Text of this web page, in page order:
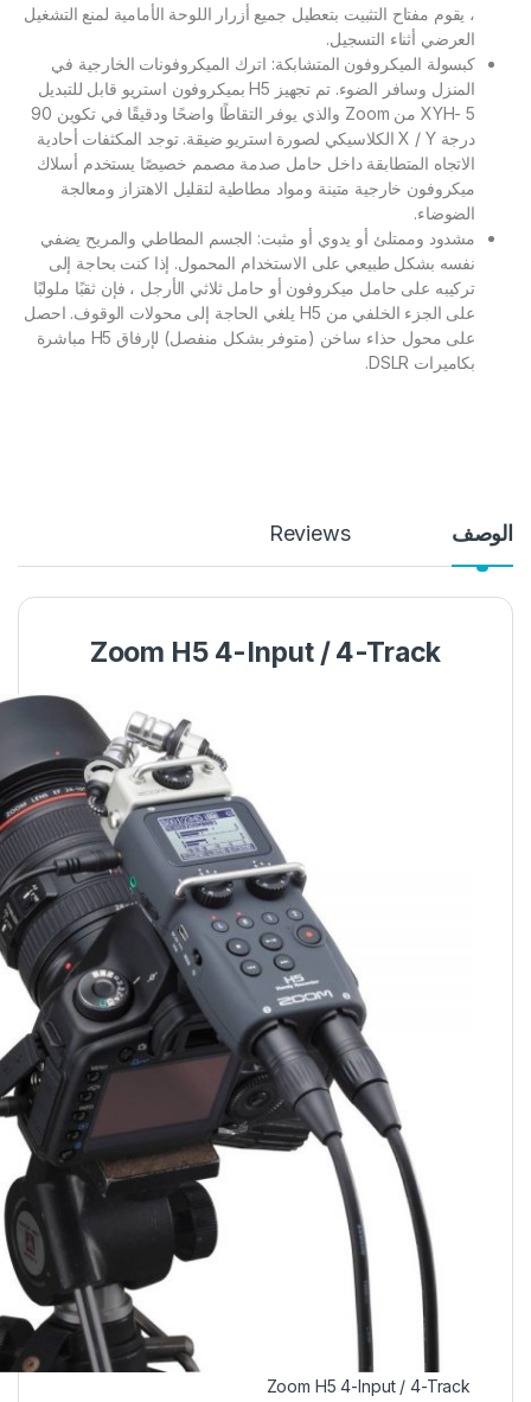
، يقوم مفتاح التثبيت بتعطيل جميع أزرار اللوحة الأمامية لمنع التشغيل
العرضي أثناء التسجيل.
كبسولة الميكروفون المتشابكة: اترك الميكروفونات الخارجية في
المنزل وسافر الضوء. تم تجهيز H5 بميكروفون استريو قابل للتبديل
XYH- 5 من Zoom والذي يوفر التقاطًا واضحًا ودقيقًا في تكوين 90
درجة X / Y الكلاسيكي لصورة استريو ضيقة. توجد المكثفات أحادية
الاتجاه المتطابقة داخل حامل صدمة مصمم خصيصًا يستخدم أسلاك
ميكروفون خارجية متينة ومواد مطاطية لتقليل الاهتزاز ومعالجة
الضوضاء.
مشدود وممتلئ أو يدوي أو مثبت: الجسم المطاطي والمريح يضفي
نفسه بشكل طبيعي على الاستخدام المحمول. إذا كنت بحاجة إلى
تركيبه على حامل ميكروفون أو حامل ثلاثي الأرجل ، فإن ثقبًا ملولبًا
على الجزء الخلفي من H5 يلغي الحاجة إلى محولات الوقوف. احصل
على محول حذاء ساخن (متوفر بشكل منفصل) لإرفاق H5 مباشرة
بكاميرات DSLR.
الوصف Reviews
Zoom H5 4-Input / 4-Track
Zoom H5 4-Input / 4-Track